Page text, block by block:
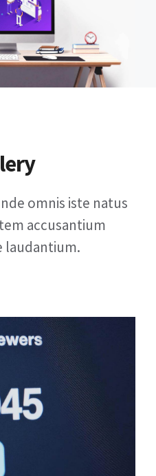
omnis iste natus
accusantium
laudantium.